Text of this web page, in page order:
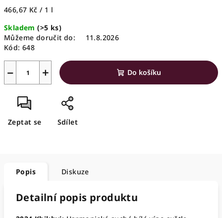
Měrná
466,67 Kč / 1 l
Skladem(>5 ks)
Můžeme doručit do:
11.8.2026
Kód: 648
+
− Do košíku
Zeptat se Sdílet
Popis Diskuze
Detailní popis produktu